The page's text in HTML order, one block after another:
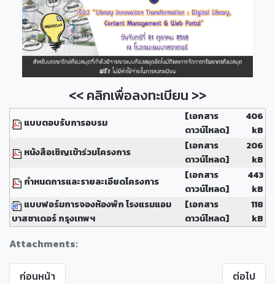
<< คลิกเพื่อลงทะเบียน >>
Attachments:
แบบตอบรับการอบรม
[เอกสาร
ดาวน์โหลด]
406
kB
หนังสือเชิญเข้าร่วมโครงการ
[เอกสาร
ดาวน์โหลด]
206
kB
กำหนดการและรายละเอียดโครงการ
[เอกสาร
ดาวน์โหลด]
443
kB
แบบฟอร์มการจองห้องพัก โรงแรมแอม
บาสซาเดอร์ กรุงเทพฯ
[เอกสาร
ดาวน์โหลด]
118
kB
ก่อนหน้า ต่อไป